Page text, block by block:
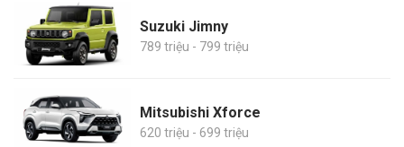
Suzuki Jimny
789 triệu - 799 triệu
Mitsubishi Xforce
620 triệu - 699 triệu